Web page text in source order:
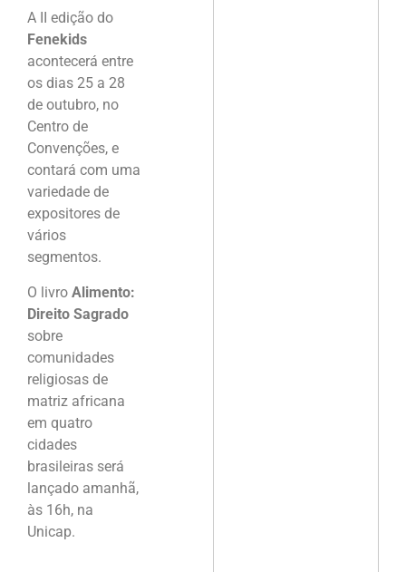
A II edição do
Fenekids
acontecerá entre
os dias 25 a 28
de outubro, no
Centro de
Convenções, e
contará com uma
variedade de
expositores de
vários
segmentos.
O livro Alimento:
Direito Sagrado
sobre
comunidades
religiosas de
matriz africana
em quatro
cidades
brasileiras será
lançado amanhã,
às 16h, na
Unicap.